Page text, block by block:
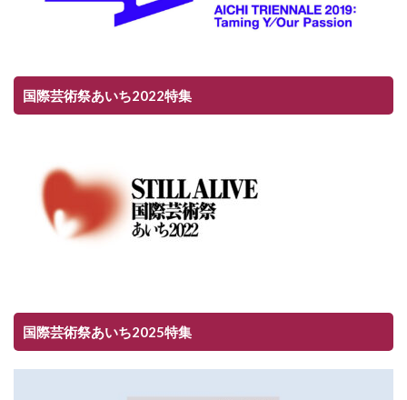
国際芸術祭あいち2022特集
国際芸術祭あいち2025特集